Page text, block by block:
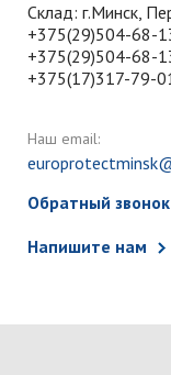
Склад: г.Минск,
+375(29)504-68-
+375(29)504-68-
+375(17)317-79-
Наш email:
Обратный звонок
Напишите нам